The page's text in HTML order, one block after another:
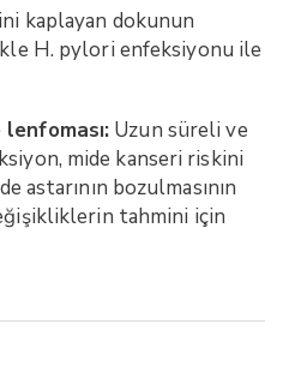
kaplayan dokunun
H. pylori enfeksiyonu ile
Uzun süreli ve
mide kanseri riskini
astarının bozulmasının
tahmini için